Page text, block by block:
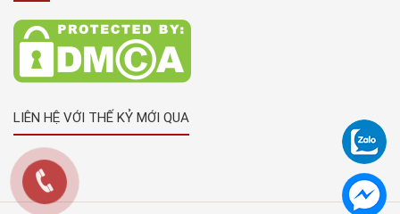
LIÊN HỆ VỚI THẾ KỶ MỚI QUA